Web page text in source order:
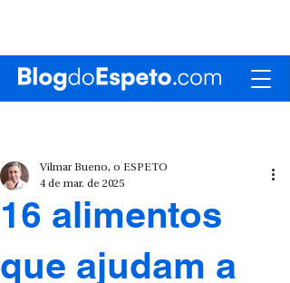
16 alimentos
que ajudam a
Vilmar Bueno, o ESPETO
4 de mar. de 2025